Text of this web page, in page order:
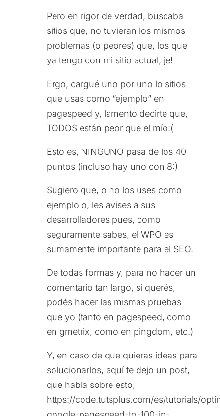
Pero en rigor de verdad, buscaba
sitios que, no tuvieran los mismos
problemas (o peores) que, los que
ya tengo con mi sitio actual, je!
Ergo, cargué uno por uno lo sitios
que usas como “ejemplo” en
pagespeed y, lamento decirte que,
TODOS están peor que el mío:(
Esto es, NINGUNO pasa de los 40
puntos (incluso hay uno con 8:)
Sugiero que, o no los uses como
ejemplo o, les avises a sus
desarrolladores pues, como
seguramente sabes, el WPO es
sumamente importante para el SEO.
De todas formas y, para no hacer un
comentario tan largo, si querés,
podés hacer las mismas pruebas
que yo (tanto en pagespeed, como
en gmetrix, como en pingdom, etc.)
Y, en caso de que quieras ideas para
solucionarlos, aquí te dejo un post,
que habla sobre esto,
https://code.tutsplus.com/es/tutorials/